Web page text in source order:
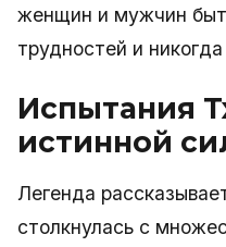
женщин и мужчин
трудностей и
Испытания
истинной
Легенда
столкнулась с